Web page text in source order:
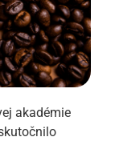
akadémie